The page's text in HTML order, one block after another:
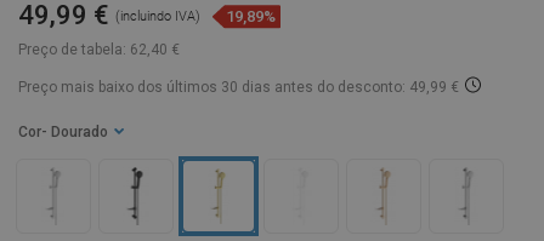
Preço de tabela: 62,40 €
49,99 € (incluindo IVA) 19,89%
Preço mais baixo dos últimos 30 dias antes do desconto: 49,99 €
Cor - Dourado